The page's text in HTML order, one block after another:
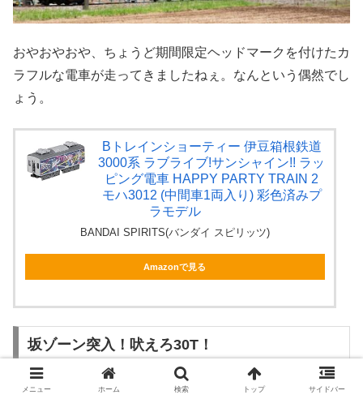
おやおやおや、ちょうど期間限定ヘッドマークを付けたカ
ラフルな電車が走ってきましたねぇ。なんという偶然でし
ょう。
Bトレインショーティー 伊豆箱根鉄道
3000系 ラブライブ!サンシャイン!! ラッ
ピング電車 HAPPY PARTY TRAIN 2
モハ3012 (中間車1両入り) 彩色済みプ
ラモデル
BANDAI SPIRITS(バンダイ スピリッツ)
Amazonで見る
坂ゾーン突入！吠えろ30T！
スタートからおよそ35km走って修善寺駅を過ぎると、ほ
メニュー ホーム 検索 トップ サイドバー